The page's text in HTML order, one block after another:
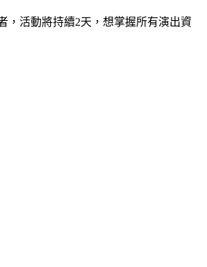
，活動將持續2天，想掌握所有演出資